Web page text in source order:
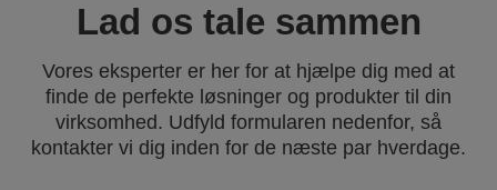
Lad os tale sammen
Vores eksperter er her for at hjælpe dig med at
finde de perfekte løsninger og produkter til din
virksomhed. Udfyld formularen nedenfor, så
kontakter vi dig inden for de næste par hverdage.